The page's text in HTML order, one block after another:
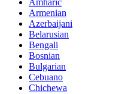
Armenian
Azerbaijani
Belarusian
Bengali
Bosnian
Bulgarian
Cebuano
Chichewa